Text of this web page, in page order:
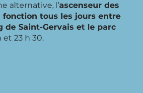
alternative, l’ascenseur des
fonction tous les jours entre
de Saint-Gervais et le parc
et 23 h 30.